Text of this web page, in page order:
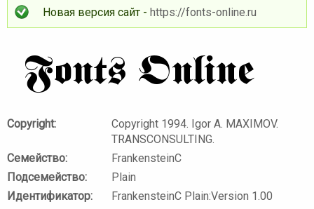
Новая версия сайт - https://fonts-online.ru
Copyright:
Copyright 1994. Igor A. MAXIMOV.
TRANSCONSULTING.
Семейство:
FrankensteinC
Подсемейство:
Plain
Идентификатор:
FrankensteinC Plain:Version 1.00